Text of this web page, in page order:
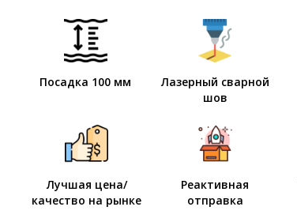
Посадка 100 мм
Лазерный сварной
шов
Лучшая цена/
качество на рынке
Реактивная
отправка